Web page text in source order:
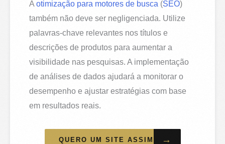
Aotimização para motores de busca (SEO)
também não deve ser negligenciada. Utilize
palavras-chave relevantes nos títulos e
descrições de produtos para aumentar a
visibilidade nas pesquisas. A implementação
de análises de dados ajudará a monitorar o
desempenho e ajustar estratégias com base
em resultados reais.
QUERO UM SITE ASSIM →